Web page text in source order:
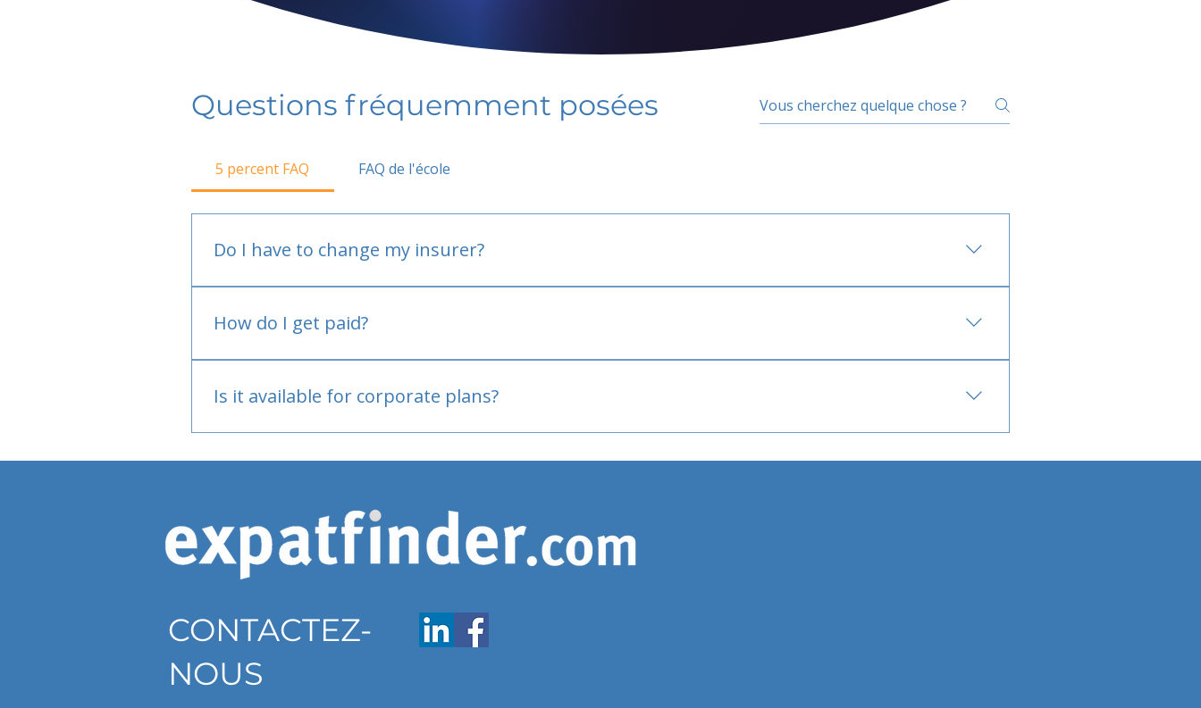
Questions fréquemment posées
5 percent FAQ FAQ de l'école
Do I have to change my insurer?
How do I get paid?
Is it available for corporate plans?
CONTACTEZ-
NOUS